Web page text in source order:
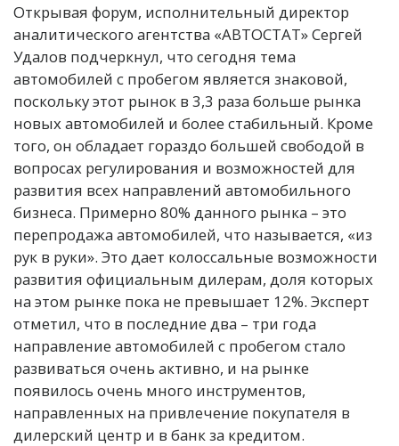
Открывая форум, исполнительный директор
аналитического агентства «АВТОСТАТ» Сергей
Удалов подчеркнул, что сегодня тема
автомобилей с пробегом является знаковой,
поскольку этот рынок в 3,3 раза больше рынка
новых автомобилей и более стабильный. Кроме
того, он обладает гораздо большей свободой в
вопросах регулирования и возможностей для
развития всех направлений автомобильного
бизнеса. Примерно 80% данного рынка – это
перепродажа автомобилей, что называется, «из
рук в руки». Это дает колоссальные возможности
развития официальным дилерам, доля которых
на этом рынке пока не превышает 12%. Эксперт
отметил, что в последние два – три года
направление автомобилей с пробегом стало
развиваться очень активно, и на рынке
появилось очень много инструментов,
направленных на привлечение покупателя в
дилерский центр и в банк за кредитом.